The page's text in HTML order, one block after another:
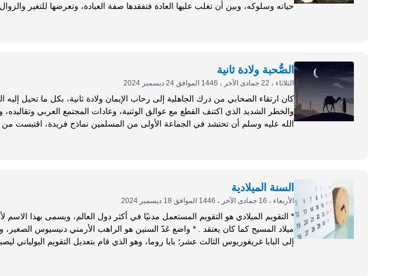
الصُّحبة ولادة ثانية
الثلاثاء ، 22 جمادى الآخر ، 1446 الموافق 24 ديسمبر 2024
كان ارتقاء الصحابي من درك الجاهلية إلى رحاب الإيمان ولادة ثانية، بكل ما تحيل إليه
والخطر الشديد الذي اكتنف القطع مع عوالق الوثنية، وعادات المجتمع العربي
الله عليه وسلم أن تحتشد في الجماعة الأولى من المسلمين نماذج فريدة، اقتبست من
السنة الميلادية
الأربعاء ، 16 جمادى الآخر ، 1446 الموافق 18 ديسمبر 2024
* التقويم الميلادي هو التقويم المستعمل مدنيًا في أكثر دول العالم، ويسمى بهذا
ميلاد المسيح كما كان يعتقد . * واضع عَدّ السنين هو الراهب الأرمني
إلى البابا غريغوريوس الثالث عشر؛ بابا روما، وهو الذي قام بتعديل التقويم اليولياني